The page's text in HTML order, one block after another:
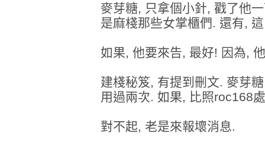
麥芽糖, 只拿個小針, 戳了他
是麻棧那些女掌櫃們. 還有,
如果, 他要來告, 最好! 因為,
建棧秘笈, 有提到刪文. 麥芽
用過兩次. 如果, 比照roc168
對不起, 老是來報壞消息.